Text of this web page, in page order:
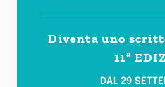
Diventa uno
11ª
DAL 29